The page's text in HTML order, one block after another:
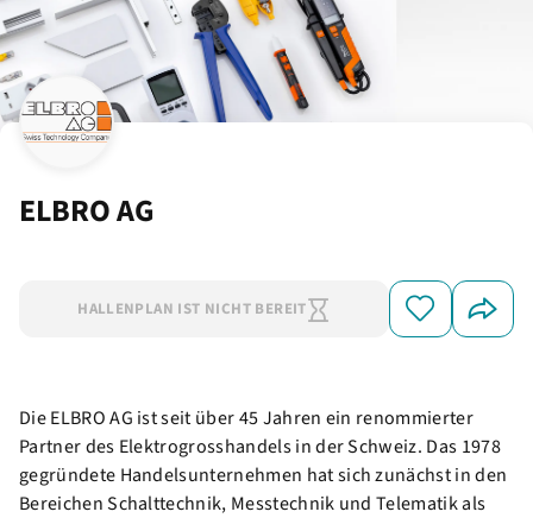
ELBRO AG
HALLENPLAN IST NICHT BEREIT
Die ELBRO AG ist seit über 45 Jahren ein renommierter
Partner des Elektrogrosshandels in der Schweiz. Das 1978
gegründete Handelsunternehmen hat sich zunächst in den
Bereichen Schalttechnik, Messtechnik und Telematik als